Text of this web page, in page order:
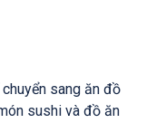
sang ăn đồ
sushi và đồ ăn